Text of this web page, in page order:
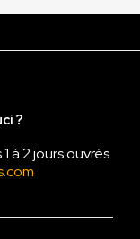
?
à 2 jours ouvrés.